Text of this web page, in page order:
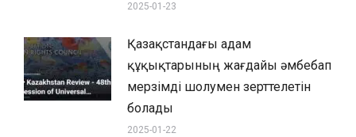
2025-01-23
Қазақстандағы адам
құқықтарының жағдайы әмбебап
мерзімді шолумен зерттелетін
болады
2025-01-22